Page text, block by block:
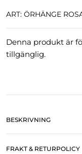
ART: ÖRHÄNGE
Denna produkt är
tillgänglig.
BESKRIVNING
FRAKT & RETURPOLICY